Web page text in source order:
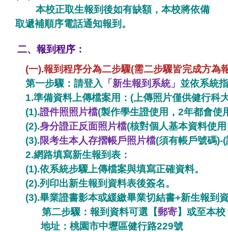
本校正取生報到後如有缺額，本校將依備
取遞補順序電話通知報到。
二、報到程序：
(一).報到程序分為二步驟(需二步驟皆完成方為
第一步驟：請登入 「新生報到系統」 並依系統
1.準備資料上傳檔案用：(上傳照片僅供健行科
(1).證件照照片檔(製作學生證使用，2年都會使
(2).身分證正反面照片檔(核對個人基本資料使
(3).限考生本人存摺帳戶照片檔(須有帳戶號碼)-
2.網路填寫新生報到表：
(1).依系統步驟上傳檔案與填寫正確資料。
(2).列印出新生報到資料表後簽名。
(3).畢業證書影本或緩繳畢業切結書+新生報到
第二步驟：報到資料可選【郵寄】或至本校
地址：桃園市中壢區健行路229號